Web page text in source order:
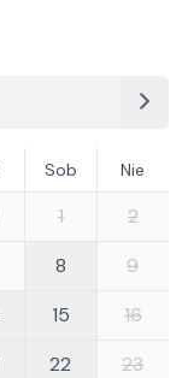
Sob Nie
1
2
8
9
15
16
22
23